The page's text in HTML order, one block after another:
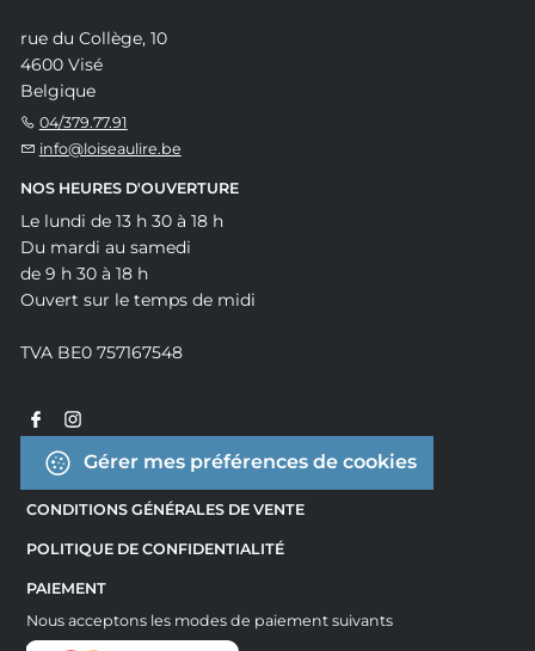
rue du Collège, 10
4600 Visé
Belgique
04/379.77.91
info@loiseaulire.be
NOS HEURES D'OUVERTURE
Le lundi de 13 h 30 à 18 h
Du mardi au samedi
de 9 h 30 à 18 h
Ouvert sur le temps de midi
TVA BE0 757167548
Gérer mes préférences de cookies
CONDITIONS GÉNÉRALES DE VENTE
POLITIQUE DE CONFIDENTIALITÉ
PAIEMENT
Nous acceptons les modes de paiement suivants